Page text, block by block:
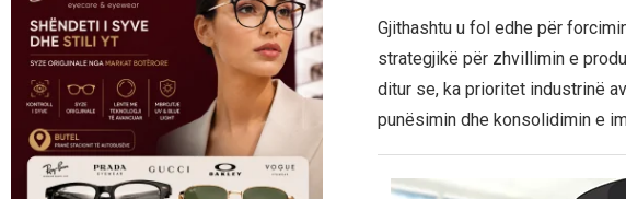
Gjithashtu u fol edhe për
strategjikë për zhvillimin e
ditur se, ka prioritet industrinë
punësimin dhe konsolidimin e